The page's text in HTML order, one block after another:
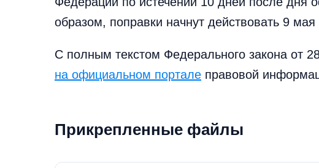
образом, поправки начнут действовать 9 мая
С полным текстом Федерального закона от
на официальном портале правовой
Прикрепленные файлы